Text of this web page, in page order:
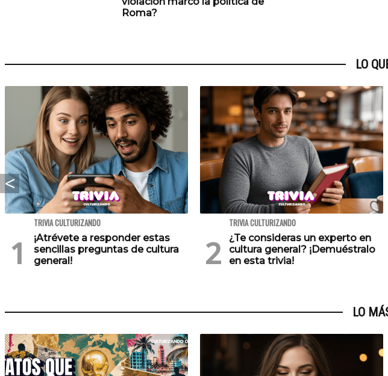
Roma?
LO
TRIVIA CULTURIZANDO
¡Atrévete a responder estas
sencillas preguntas de cultura
general!
TRIVIA CULTURIZANDO
¿Te consideras un experto en
cultura general? ¡Demuéstralo
en esta trivia!
LO